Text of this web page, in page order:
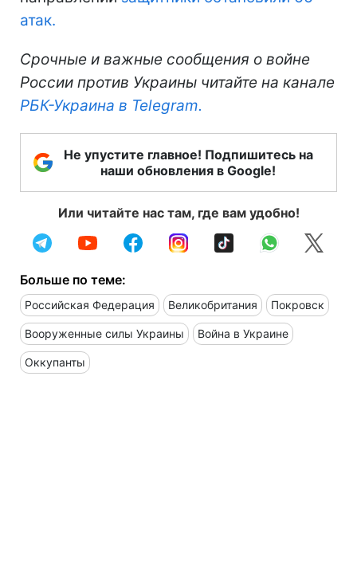
атак.
Срочные и важные сообщения о войне
России против Украины читайте на канале
РБК-Украина в Telegram.
Не упустите главное! Подпишитесь на
наши обновления в Google!
Или читайте нас там, где вам удобно!
Больше по теме:
Российская Федерация Великобритания Покровск
Вооруженные силы Украины Война в Украине
Оккупанты